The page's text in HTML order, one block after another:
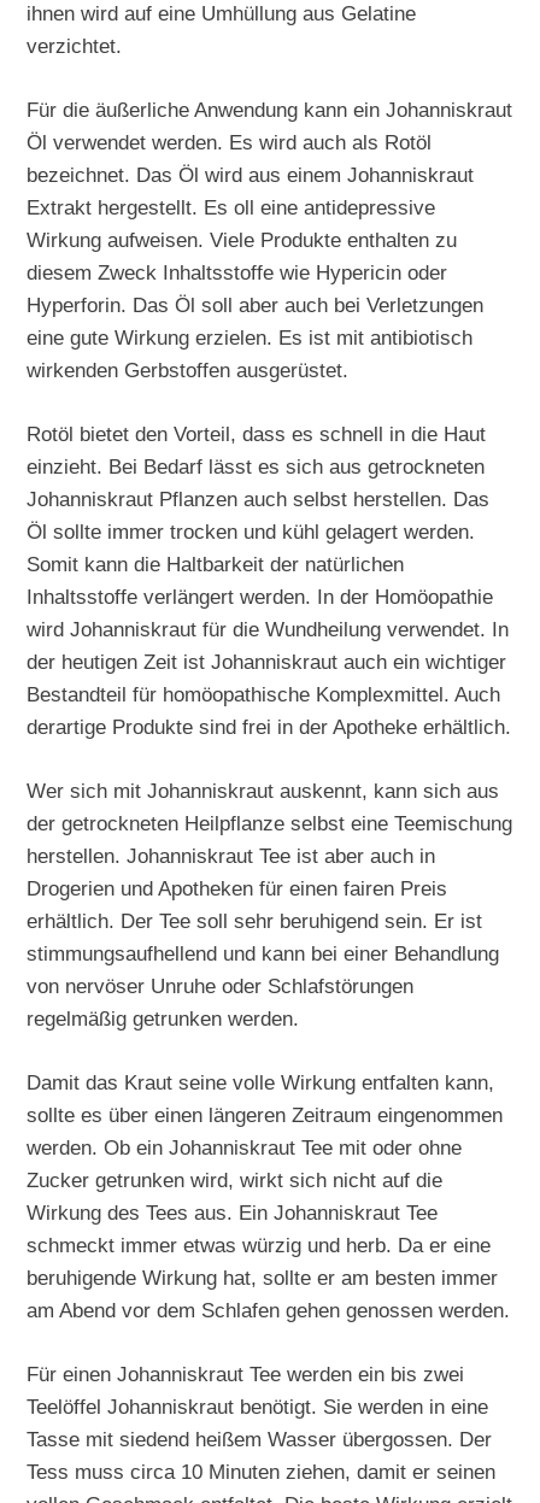
ihnen wird auf eine Umhüllung aus Gelatine
verzichtet.
Für die äußerliche Anwendung kann ein Johanniskraut
Öl verwendet werden. Es wird auch als Rotöl
bezeichnet. Das Öl wird aus einem Johanniskraut
Extrakt hergestellt. Es oll eine antidepressive
Wirkung aufweisen. Viele Produkte enthalten zu
diesem Zweck Inhaltsstoffe wie Hypericin oder
Hyperforin. Das Öl soll aber auch bei Verletzungen
eine gute Wirkung erzielen. Es ist mit antibiotisch
wirkenden Gerbstoffen ausgerüstet.
Rotöl bietet den Vorteil, dass es schnell in die Haut
einzieht. Bei Bedarf lässt es sich aus getrockneten
Johanniskraut Pflanzen auch selbst herstellen. Das
Öl sollte immer trocken und kühl gelagert werden.
Somit kann die Haltbarkeit der natürlichen
Inhaltsstoffe verlängert werden. In der Homöopathie
wird Johanniskraut für die Wundheilung verwendet. In
der heutigen Zeit ist Johanniskraut auch ein wichtiger
Bestandteil für homöopathische Komplexmittel. Auch
derartige Produkte sind frei in der Apotheke erhältlich.
Wer sich mit Johanniskraut auskennt, kann sich aus
der getrockneten Heilpflanze selbst eine Teemischung
herstellen. Johanniskraut Tee ist aber auch in
Drogerien und Apotheken für einen fairen Preis
erhältlich. Der Tee soll sehr beruhigend sein. Er ist
stimmungsaufhellend und kann bei einer Behandlung
von nervöser Unruhe oder Schlafstörungen
regelmäßig getrunken werden.
Damit das Kraut seine volle Wirkung entfalten kann,
sollte es über einen längeren Zeitraum eingenommen
werden. Ob ein Johanniskraut Tee mit oder ohne
Zucker getrunken wird, wirkt sich nicht auf die
Wirkung des Tees aus. Ein Johanniskraut Tee
schmeckt immer etwas würzig und herb. Da er eine
beruhigende Wirkung hat, sollte er am besten immer
am Abend vor dem Schlafen gehen genossen werden.
Für einen Johanniskraut Tee werden ein bis zwei
Teelöffel Johanniskraut benötigt. Sie werden in eine
Tasse mit siedend heißem Wasser übergossen. Der
Tess muss circa 10 Minuten ziehen, damit er seinen